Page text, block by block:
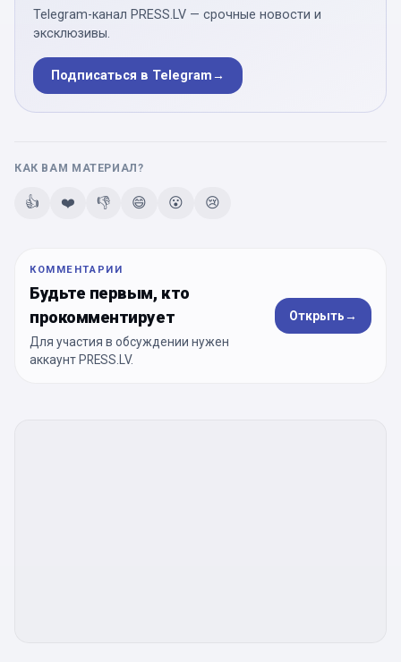
Telegram-канал PRESS.LV — срочные новости и
эксклюзивы.
Подписаться в Telegram→
КАК ВАМ МАТЕРИАЛ?
👍 ❤️ 👎 😄 😮 😢
КОММЕНТАРИИ
Будьте первым, кто
прокомментирует
Для участия в обсуждении нужен
аккаунт PRESS.LV.
Открыть→